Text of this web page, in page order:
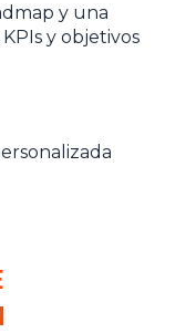
y una
y objetivos